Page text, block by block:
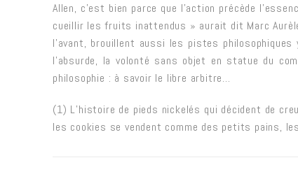
Allen, c’est bien parce que l’action précède
cueillir les fruits inattendus » aurait dit Marc
l’avant, brouillent aussi les pistes
l’absurde, la volonté sans objet en statue du
philosophie : à savoir le libre arbitre…
(1) L’histoire de pieds nickelés qui décident de
les cookies se vendent comme des petits pains,